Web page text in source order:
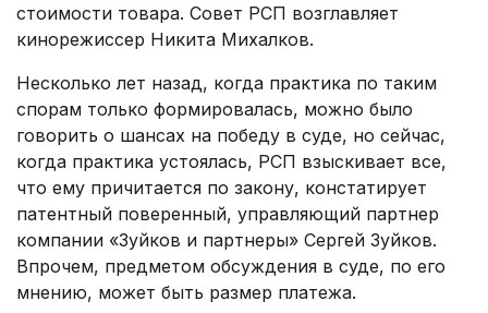
стоимости товара. Совет РСП возглавляет
кинорежиссер Никита Михалков.
Несколько лет назад, когда практика по таким
спорам только формировалась, можно было
говорить о шансах на победу в суде, но сейчас,
когда практика устоялась, РСП взыскивает все,
что ему причитается по закону, констатирует
патентный поверенный, управляющий партнер
компании «Зуйков и партнеры» Сергей Зуйков.
Впрочем, предметом обсуждения в суде, по его
мнению, может быть размер платежа.